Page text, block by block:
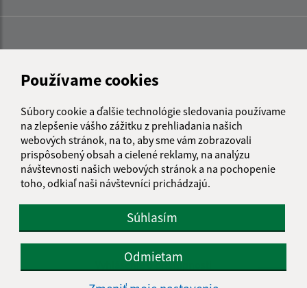
Používame cookies
Súbory cookie a ďalšie technológie sledovania používame
na zlepšenie vášho zážitku z prehliadania našich
webových stránok, na to, aby sme vám zobrazovali
prispôsobený obsah a cielené reklamy, na analýzu
návštevnosti našich webových stránok a na pochopenie
toho, odkiaľ naši návštevníci prichádzajú.
Súhlasím
Odmietam
Vyhlásenie o prístupnosti
Autorské práva